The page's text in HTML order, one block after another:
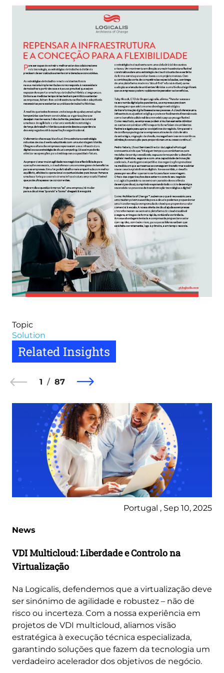
Image
Topic
Solution
Related Insights
1 87
Portugal , Sep 10, 2025
News
VDI Multicloud: Liberdade e Controlo na
Virtualização
Na Logicalis, defendemos que a virtualização deve
ser sinónimo de agilidade e robustez – não de
risco ou incerteza. Com a nossa experiência em
projetos de VDI multicloud, aliamos visão
estratégica à execução técnica especializada,
garantindo soluções que fazem da tecnologia um
verdadeiro acelerador dos objetivos de negócio.